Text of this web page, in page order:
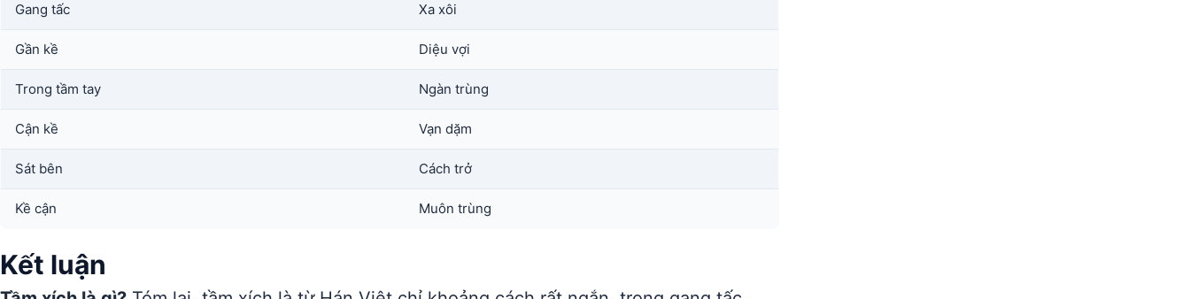
Gang tấc Xa xôi
Gần kề Diệu vợi
Trong tầm tay Ngàn trùng
Cận kề Vạn dặm
Sát bên Cách trở
Kề cận Muôn trùng
Kết luận